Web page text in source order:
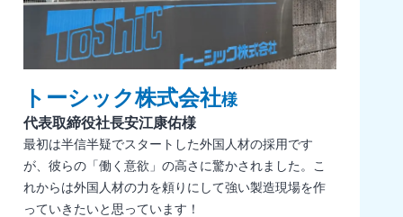
トーシック株式会社様
代表取締役社長安江康佑様
最初は半信半疑でスタートした外国人材の採用です
が、彼らの「働く意欲」の高さに驚かされました。こ
れからは外国人材の力を頼りにして強い製造現場を作
っていきたいと思っています！